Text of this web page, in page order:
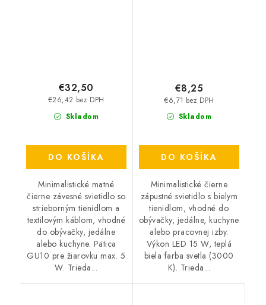
Skladom
€26,42 bez DPH
€32,50
DO KOŠÍKA
Minimalistické matné
čierne závesné svietidlo so
strieborným tienidlom a
textilovým káblom, vhodné
do obývačky, jedálne
alebo kuchyne. Pätica
GU10 pre žiarovku max. 5
W. Trieda...
Skladom
€6,71 bez DPH
€8,25
DO KOŠÍKA
Minimalistické čierne
zápustné svietidlo s bielym
tienidlom, vhodné do
obývačky, jedálne, kuchyne
alebo pracovnej izby.
Výkon LED 15 W, teplá
biela farba svetla (3000
K). Trieda...